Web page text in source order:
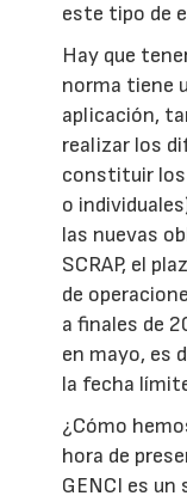
este tipo de
Hay que
norma tiene
aplicación,
realizar los
constituir
o
las nuevas
SCRAP, el
de
a finales de
en mayo, es
la fecha
¿Cómo
hora de
GENCI es